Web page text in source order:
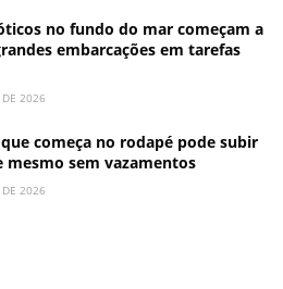
no fundo do mar começam a
embarcações em tarefas
DE 2026
começa no rodapé pode subir
mesmo sem vazamentos
DE 2026